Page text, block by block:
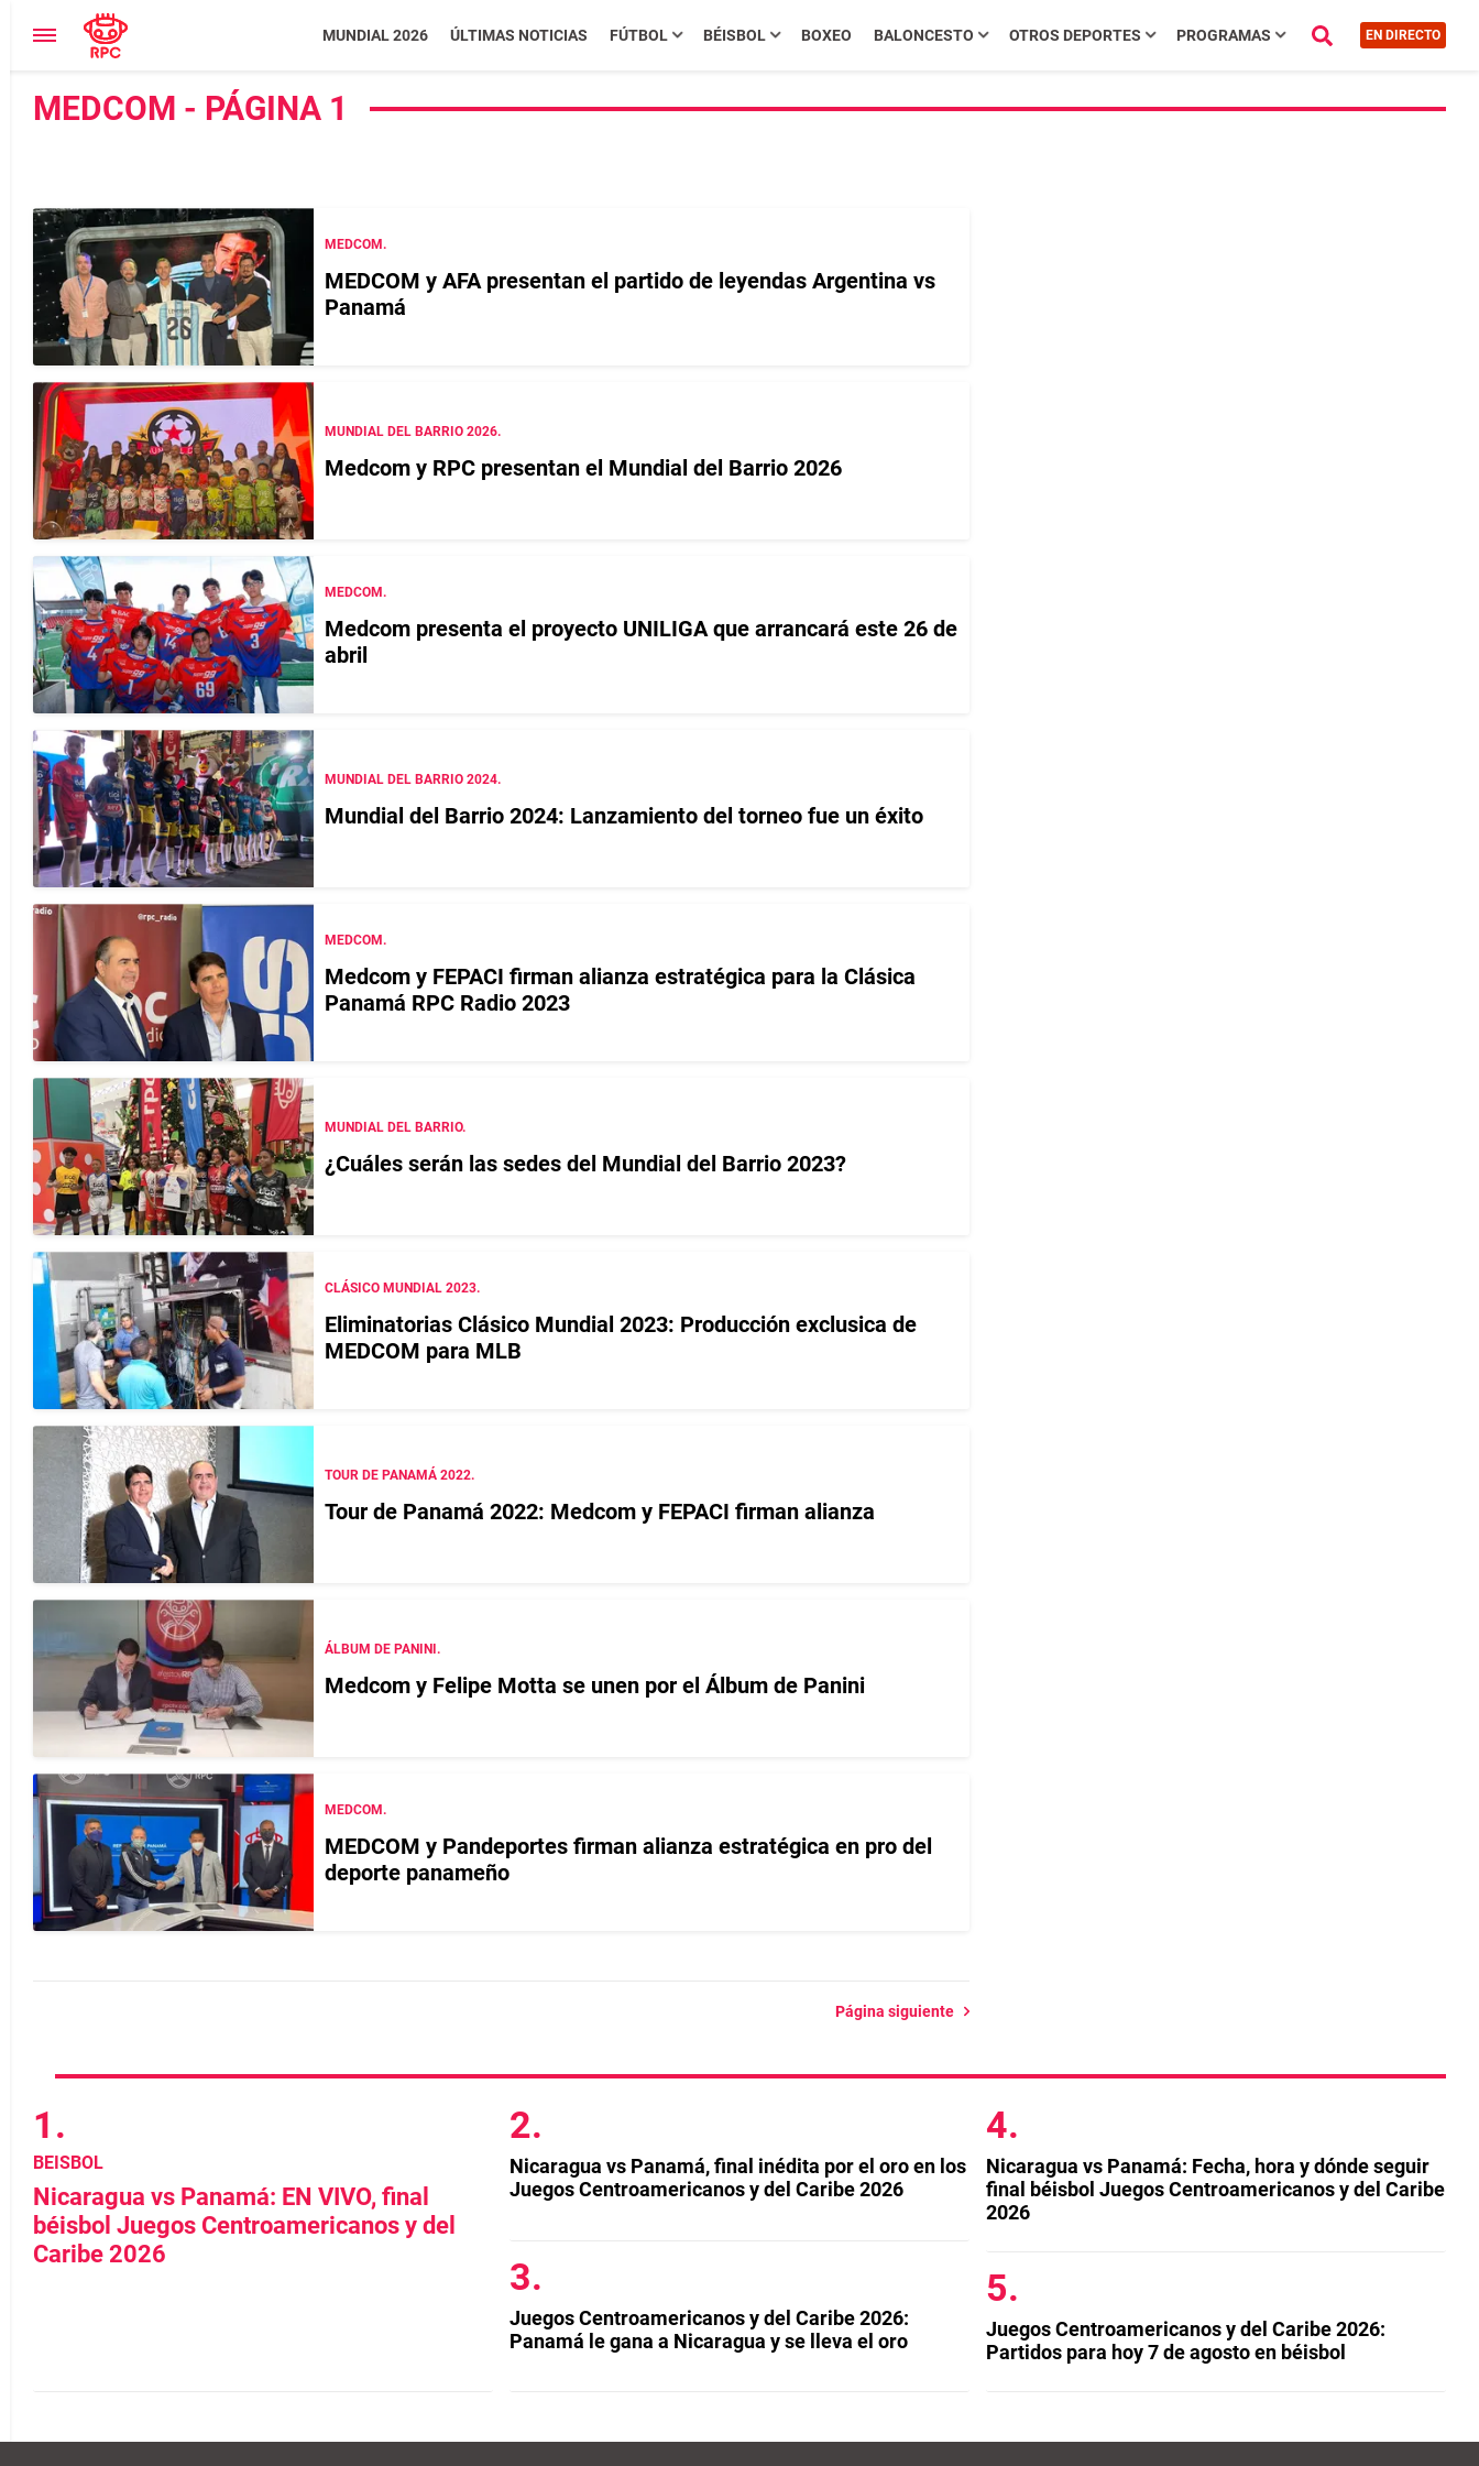
MUNDIAL 2026 ÚLTIMAS NOTICIAS FÚTBOL BÉISBOL BOXEO BALONCESTO OTROS DEPORTES PROGRAMAS EN DIRECTO
MEDCOM - PÁGINA 1
MEDCOM.
MEDCOM y AFA presentan el partido de leyendas Argentina vs
Panamá
MUNDIAL DEL BARRIO 2026.
Medcom y RPC presentan el Mundial del Barrio 2026
MEDCOM.
Medcom presenta el proyecto UNILIGA que arrancará este 26 de
abril
MUNDIAL DEL BARRIO 2024.
Mundial del Barrio 2024: Lanzamiento del torneo fue un éxito
MEDCOM.
Medcom y FEPACI firman alianza estratégica para la Clásica
Panamá RPC Radio 2023
MUNDIAL DEL BARRIO.
¿Cuáles serán las sedes del Mundial del Barrio 2023?
CLÁSICO MUNDIAL 2023.
Eliminatorias Clásico Mundial 2023: Producción exclusica de
MEDCOM para MLB
TOUR DE PANAMÁ 2022.
Tour de Panamá 2022: Medcom y FEPACI firman alianza
ÁLBUM DE PANINI.
Medcom y Felipe Motta se unen por el Álbum de Panini
MEDCOM.
MEDCOM y Pandeportes firman alianza estratégica en pro del
deporte panameño
Página siguiente
BEISBOL
Nicaragua vs Panamá: EN VIVO, final
béisbol Juegos Centroamericanos y del
Caribe 2026
Nicaragua vs Panamá, final inédita por el oro en los
Juegos Centroamericanos y del Caribe 2026
Juegos Centroamericanos y del Caribe 2026:
Panamá le gana a Nicaragua y se lleva el oro
Nicaragua vs Panamá: Fecha, hora y dónde seguir
final béisbol Juegos Centroamericanos y del Caribe
2026
Juegos Centroamericanos y del Caribe 2026:
Partidos para hoy 7 de agosto en béisbol